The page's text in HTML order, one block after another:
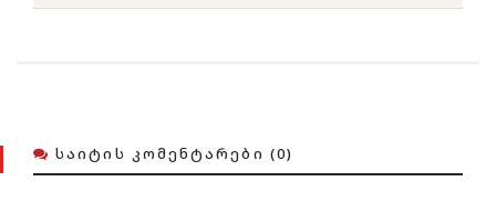
ᲡᲐᲘᲢᲘᲡ ᲙᲝᲛᲔᲜᲢᲐᲠᲔᲑᲘ (0)